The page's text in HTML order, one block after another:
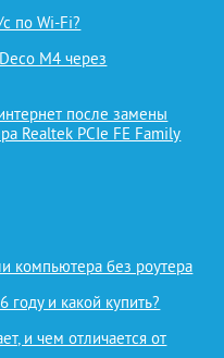
с по Wi-Fi?
M4 через
после замены
Realtek PCIe FE Family
компьютера без роутера
году и какой купить?
и чем отличается от